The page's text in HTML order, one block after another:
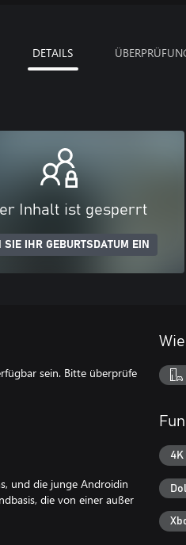
DETAILS
Inhalt ist gesperrt
SIE IHR GEBURTSDATUM EIN
sein. Bitte überprüfe
und die junge Androidin
die von einer außer